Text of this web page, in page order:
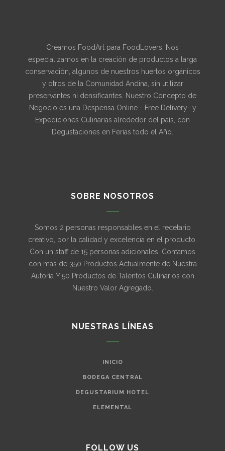
Creamos FoodArt para FoodLovers. Nos
especializamos en la creación de productos a larga
conservación, algunos de nuestros huertos orgánicos
y otros de la Comunidad Andina, sin utilizar
preservantes ni densificantes. Nuestro Concepto de
Negocio es una Despensa Online - Free Delivery- y
Expediciones Culinarias alrededor del país, con
Degustaciones en Ferias todo el Año.
SOBRE NOSOTROS
Somos 2 personas responsables en el recetario
creativo, por la calidad y excelencia en el producto.
Con un staff de 15 personas adicionales. Contamos
con mas de 350 Productos Actualmente de Nuestra
Autoría Y 50 Productos de Talentos Culinarios con
Nuestro Valor Agregado.
NUESTRAS LÍNEAS
INICIO
BODEGA CENTRAL
DEGUSTARIUM HOTEL
ELEMENTAL
FOLLOW US